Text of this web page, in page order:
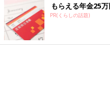
もらえる年金25
PR(くらしの話題)